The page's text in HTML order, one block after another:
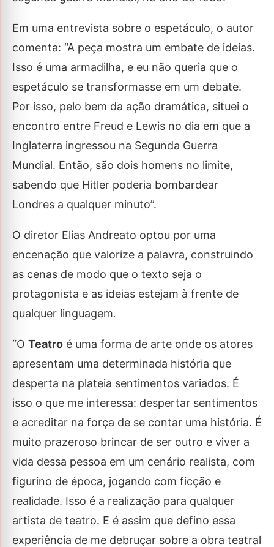
Em uma entrevista sobre o espetáculo, o autor
comenta: “A peça mostra um embate de ideias.
Isso é uma armadilha, e eu não queria que o
espetáculo se transformasse em um debate.
Por isso, pelo bem da ação dramática, situei o
encontro entre Freud e Lewis no dia em que a
Inglaterra ingressou na Segunda Guerra
Mundial. Então, são dois homens no limite,
sabendo que Hitler poderia bombardear
Londres a qualquer minuto”.
O diretor Elias Andreato optou por uma
encenação que valorize a palavra, construindo
as cenas de modo que o texto seja o
protagonista e as ideias estejam à frente de
qualquer linguagem.
“O Teatro é uma forma de arte onde os atores
apresentam uma determinada história que
desperta na plateia sentimentos variados. É
isso o que me interessa: despertar sentimentos
e acreditar na força de se contar uma história. É
muito prazeroso brincar de ser outro e viver a
vida dessa pessoa em um cenário realista, com
figurino de época, jogando com ficção e
realidade. Isso é a realização para qualquer
artista de teatro. E é assim que defino essa
experiência de me debruçar sobre a obra teatral